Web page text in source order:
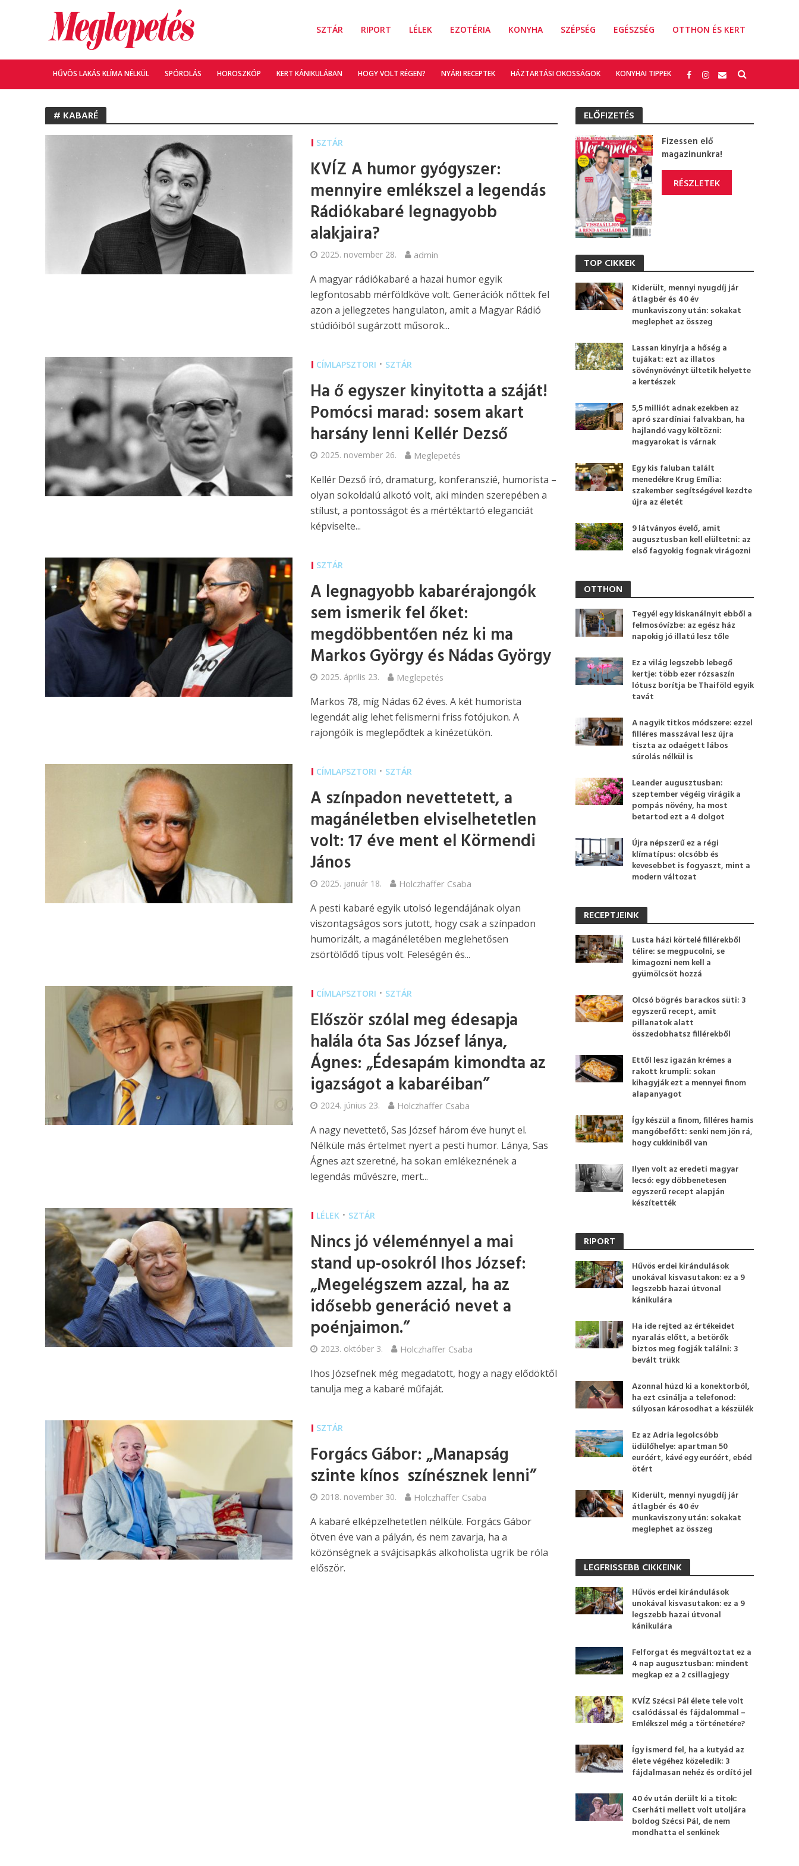
SZTÁR RIPORT LÉLEK EZOTÉRIA KONYHA SZÉPSÉG EGÉSZSÉG OTTHON ÉS KERT
HŰVÖS LAKÁS KLÍMA NÉLKÜL SPÓROLÁS HOROSZKÓP KERT KÁNIKULÁBAN HOGY VOLT RÉGEN? NYÁRI RECEPTEK HÁZTARTÁSI OKOSSÁGOK KONYHAI TIPPEK
# KABARÉ
SZTÁR
KVÍZ A humor gyógyszer:
mennyire emlékszel a legendás
Rádiókabaré legnagyobb
alakjaira?
2025. november 28. admin
A magyar rádiókabaré a hazai humor egyik
legfontosabb mérföldköve volt. Generációk nőttek fel
azon a jellegzetes hangulaton, amit a Magyar Rádió
stúdióiból sugárzott műsorok...
CÍMLAPSZTORI • SZTÁR
Ha ő egyszer kinyitotta a száját!
Pomócsi marad: sosem akart
harsány lenni Kellér Dezső
2025. november 26. Meglepetés
Kellér Dezső író, dramaturg, konferanszié, humorista –
olyan sokoldalú alkotó volt, aki minden szerepében a
stílust, a pontosságot és a mértéktartó eleganciát
képviselte...
SZTÁR
A legnagyobb kabarérajongók
sem ismerik fel őket:
megdöbbentően néz ki ma
Markos György és Nádas György
2025. április 23. Meglepetés
Markos 78, míg Nádas 62 éves. A két humorista
legendát alig lehet felismerni friss fotójukon. A
rajongóik is meglepődtek a kinézetükön.
CÍMLAPSZTORI • SZTÁR
A színpadon nevettetett, a
magánéletben elviselhetetlen
volt: 17 éve ment el Körmendi
János
2025. január 18. Holczhaffer Csaba
A pesti kabaré egyik utolsó legendájának olyan
viszontagságos sors jutott, hogy csak a színpadon
humorizált, a magánéletében meglehetősen
zsörtölődő típus volt. Feleségén és...
CÍMLAPSZTORI • SZTÁR
Először szólal meg édesapja
halála óta Sas József lánya,
Ágnes: „Édesapám kimondta az
igazságot a kabaréiban”
2024. június 23. Holczhaffer Csaba
A nagy nevettető, Sas József három éve hunyt el.
Nélküle más értelmet nyert a pesti humor. Lánya, Sas
Ágnes azt szeretné, ha sokan emlékeznének a
legendás művészre, mert...
LÉLEK • SZTÁR
Nincs jó véleménnyel a mai
stand up-osokról Ihos József:
„Megelégszem azzal, ha az
idősebb generáció nevet a
poénjaimon.”
2023. október 3. Holczhaffer Csaba
Ihos Józsefnek még megadatott, hogy a nagy elődöktől
tanulja meg a kabaré műfaját.
SZTÁR
Forgács Gábor: „Manapság
szinte kínos színésznek lenni”
2018. november 30. Holczhaffer Csaba
A kabaré elképzelhetetlen nélküle. Forgács Gábor
ötven éve van a pályán, és nem zavarja, ha a
közönségnek a svájcisapkás alkoholista ugrik be róla
először.
ELŐFIZETÉS
Fizessen elő
magazinunkra!
RÉSZLETEK
TOP CIKKEK
Kiderült, mennyi nyugdíj jár
átlagbér és 40 év
munkaviszony után: sokakat
meglephet az összeg
Lassan kinyírja a hőség a
tujákat: ezt az illatos
sövénynövényt ültetik helyette
a kertészek
5,5 milliót adnak ezekben az
apró szardíniai falvakban, ha
hajlandó vagy költözni:
magyarokat is várnak
Egy kis faluban talált
menedékre Krug Emília:
szakember segítségével kezdte
újra az életét
9 látványos évelő, amit
augusztusban kell elültetni: az
első fagyokig fognak virágozni
OTTHON
Tegyél egy kiskanálnyit ebből a
felmosóvízbe: az egész ház
napokig jó illatú lesz tőle
Ez a világ legszebb lebegő
kertje: több ezer rózsaszín
lótusz borítja be Thaiföld egyik
tavát
A nagyik titkos módszere: ezzel
filléres masszával lesz újra
tiszta az odaégett lábos
súrolás nélkül is
Leander augusztusban:
szeptember végéig virágik a
pompás növény, ha most
betartod ezt a 4 dolgot
Újra népszerű ez a régi
klímatípus: olcsóbb és
kevesebbet is fogyaszt, mint a
modern változat
RECEPTJEINK
Lusta házi körtelé fillérekből
télire: se megpucolni, se
kimagozni nem kell a
gyümölcsöt hozzá
Olcsó bögrés barackos süti: 3
egyszerű recept, amit
pillanatok alatt
összedobhatsz fillérekből
Ettől lesz igazán krémes a
rakott krumpli: sokan
kihagyják ezt a mennyei finom
alapanyagot
Így készül a finom, filléres hamis
mangóbefőtt: senki nem jön rá,
hogy cukkiniből van
Ilyen volt az eredeti magyar
lecsó: egy döbbenetesen
egyszerű recept alapján
készítették
RIPORT
Hűvös erdei kirándulások
unokával kisvasutakon: ez a 9
legszebb hazai útvonal
kánikulára
Ha ide rejted az értékeidet
nyaralás előtt, a betörők
biztos meg fogják találni: 3
bevált trükk
Azonnal húzd ki a konektorból,
ha ezt csinálja a telefonod:
súlyosan károsodhat a készülék
Ez az Adria legolcsóbb
üdülőhelye: apartman 50
euróért, kávé egy euróért, ebéd
ötért
Kiderült, mennyi nyugdíj jár
átlagbér és 40 év
munkaviszony után: sokakat
meglephet az összeg
LEGFRISSEBB CIKKEINK
Hűvös erdei kirándulások
unokával kisvasutakon: ez a 9
legszebb hazai útvonal
kánikulára
Felforgat és megváltoztat ez a
4 nap augusztusban: mindent
megkap ez a 2 csillagjegy
KVÍZ Szécsi Pál élete tele volt
csalódással és fájdalommal –
Emlékszel még a történetére?
Így ismerd fel, ha a kutyád az
élete végéhez közeledik: 3
fájdalmasan nehéz és ordító jel
40 év után derült ki a titok:
Cserháti mellett volt utoljára
boldog Szécsi Pál, de nem
mondhatta el senkinek